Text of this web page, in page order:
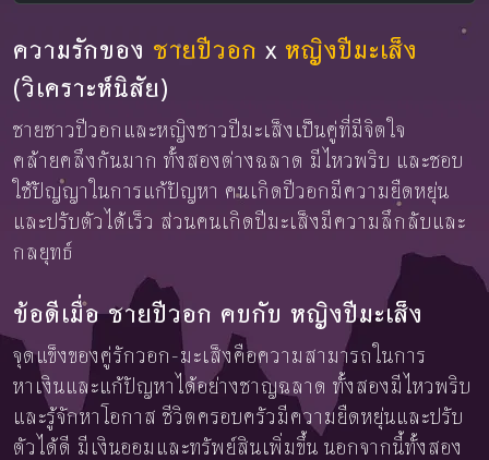
ความรักของ ชายปีวอก x หญิงปีมะเส็ง
(วิเคราะห์นิสัย)
ชายชาวปีวอกและหญิงชาวปีมะเส็งเป็นคู่ที่มีจิตใจ
คล้ายคลึงกันมาก ทั้งสองต่างฉลาด มีไหวพริบ และชอบ
ใช้ปัญญาในการแก้ปัญหา คนเกิดปีวอกมีความยืดหยุ่น
และปรับตัวได้เร็ว ส่วนคนเกิดปีมะเส็งมีความลึกลับและ
กลยุทธ์
ข้อดีเมื่อ ชายปีวอก คบกับ หญิงปีมะเส็ง
จุดแข็งของคู่รักวอก-มะเส็งคือความสามารถในการ
หาเงินและแก้ปัญหาได้อย่างชาญฉลาด ทั้งสองมีไหวพริบ
และรู้จักหาโอกาส ชีวิตครอบครัวมีความยืดหยุ่นและปรับ
ตัวได้ดี มีเงินออมและทรัพย์สินเพิ่มขึ้น นอกจากนี้ทั้งสอง